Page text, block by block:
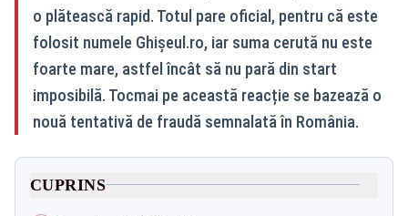
o plătească rapid. Totul pare oficial, pentru că este
folosit numele Ghișeul.ro, iar suma cerută nu este
foarte mare, astfel încât să nu pară din start
imposibilă. Tocmai pe această reacție se bazează o
nouă tentativă de fraudă semnalată în România.
CUPRINS